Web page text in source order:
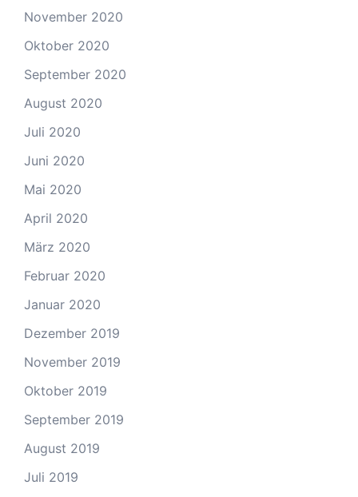
November 2020
Oktober 2020
September 2020
August 2020
Juli 2020
Juni 2020
Mai 2020
April 2020
März 2020
Februar 2020
Januar 2020
Dezember 2019
November 2019
Oktober 2019
September 2019
August 2019
Juli 2019